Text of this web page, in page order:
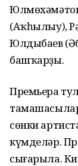
(Аҡһылыу),
Юлдыбаев
башҡарҙы.
Премьера
сөнки
күмделәр.
сығарыла.